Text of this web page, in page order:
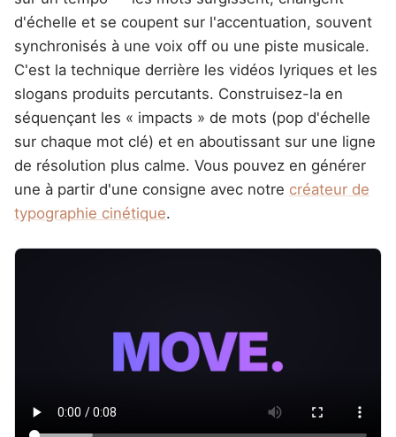
d'échelle et se coupent sur l'accentuation, souvent
synchronisés à une voix off ou une piste musicale.
C'est la technique derrière les vidéos lyriques et les
slogans produits percutants. Construisez-la en
séquençant les « impacts » de mots (pop d'échelle
sur chaque mot clé) et en aboutissant sur une ligne
de résolution plus calme. Vous pouvez en générer
une à partir d'une consigne avec notre créateur de
typographie cinétique.